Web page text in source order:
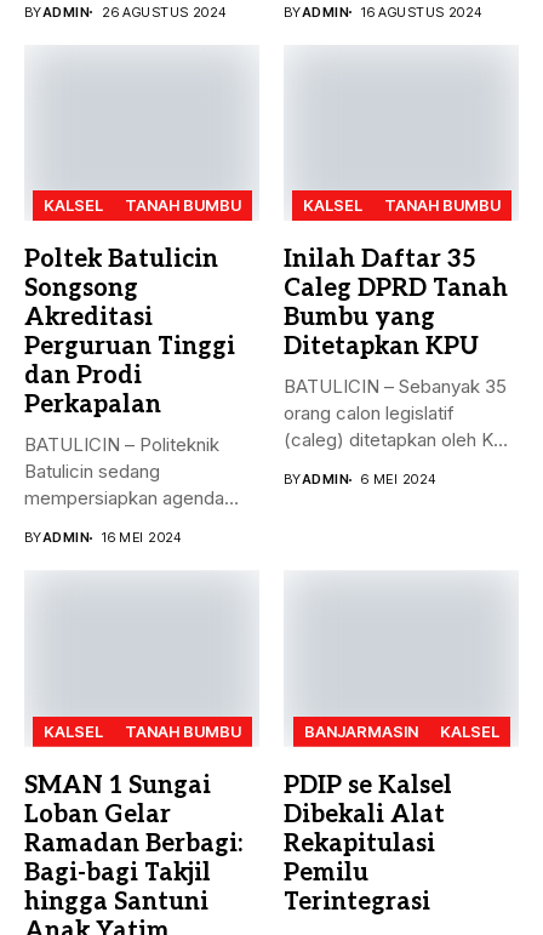
BYADMIN 26 AGUSTUS 2024 BYADMIN 16 AGUSTUS 2024
KALSEL TANAH BUMBU
Poltek Batulicin
Songsong
Akreditasi
Perguruan Tinggi
dan Prodi
Perkapalan
BATULICIN – Politeknik
Batulicin sedang
mempersiapkan agenda
BYADMIN 16 MEI 2024
KALSEL TANAH BUMBU
Inilah Daftar 35
Caleg DPRD Tanah
Bumbu yang
Ditetapkan KPU
BATULICIN – Sebanyak 35
orang calon legislatif
(caleg) ditetapkan oleh KPU
BYADMIN 6 MEI 2024
KALSEL TANAH BUMBU
SMAN 1 Sungai
Loban Gelar
Ramadan Berbagi:
Bagi-bagi Takjil
hingga Santuni
BANJARMASIN KALSEL
PDIP se Kalsel
Dibekali Alat
Rekapitulasi
Pemilu
Terintegrasi